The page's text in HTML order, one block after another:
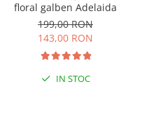
floral galben Adelaida
199,00 RON
143,00 RON
IN STOC